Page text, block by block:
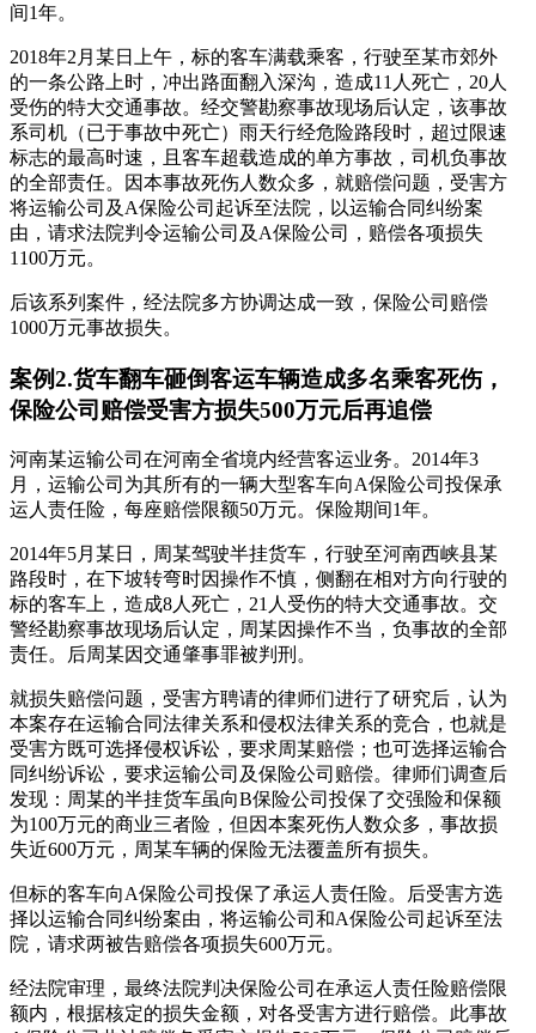
间1年。
2018年2月某日上午，标的客车满载乘客，行驶至某市郊外
的一条公路上时，冲出路面翻入深沟，造成11人死亡，20人
受伤的特大交通事故。经交警勘察事故现场后认定，该事故
系司机（已于事故中死亡）雨天行经危险路段时，超过限速
标志的最高时速，且客车超载造成的单方事故，司机负事故
的全部责任。因本事故死伤人数众多，就赔偿问题，受害方
将运输公司及A保险公司起诉至法院，以运输合同纠纷案
由，请求法院判令运输公司及A保险公司，赔偿各项损失
1100万元。
后该系列案件，经法院多方协调达成一致，保险公司赔偿
1000万元事故损失。
案例2.货车翻车砸倒客运车辆造成多名乘客死伤，
保险公司赔偿受害方损失500万元后再追偿
河南某运输公司在河南全省境内经营客运业务。2014年3
月，运输公司为其所有的一辆大型客车向A保险公司投保承
运人责任险，每座赔偿限额50万元。保险期间1年。
2014年5月某日，周某驾驶半挂货车，行驶至河南西峡县某
路段时，在下坡转弯时因操作不慎，侧翻在相对方向行驶的
标的客车上，造成8人死亡，21人受伤的特大交通事故。交
警经勘察事故现场后认定，周某因操作不当，负事故的全部
责任。后周某因交通肇事罪被判刑。
就损失赔偿问题，受害方聘请的律师们进行了研究后，认为
本案存在运输合同法律关系和侵权法律关系的竞合，也就是
受害方既可选择侵权诉讼，要求周某赔偿；也可选择运输合
同纠纷诉讼，要求运输公司及保险公司赔偿。律师们调查后
发现：周某的半挂货车虽向B保险公司投保了交强险和保额
为100万元的商业三者险，但因本案死伤人数众多，事故损
失近600万元，周某车辆的保险无法覆盖所有损失。
但标的客车向A保险公司投保了承运人责任险。后受害方选
择以运输合同纠纷案由，将运输公司和A保险公司起诉至法
院，请求两被告赔偿各项损失600万元。
经法院审理，最终法院判决保险公司在承运人责任险赔偿限
额内，根据核定的损失金额，对各受害方进行赔偿。此事故